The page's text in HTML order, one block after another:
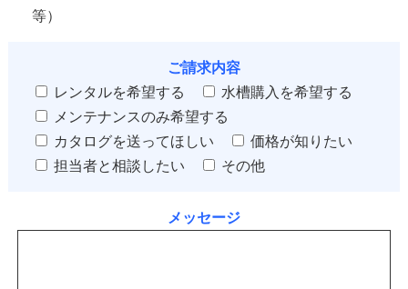
等）
ご請求内容
レンタルを希望する
水槽購入を希望する
メンテナンスのみ希望する
カタログを送ってほしい
価格が知りたい
担当者と相談したい
その他
メッセージ